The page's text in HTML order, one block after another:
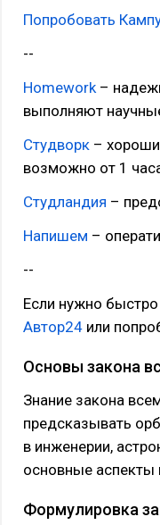
Попробовать
--
Homework–
выполняют
Студворк –
возможно от 1
Студландия –
Напишем –
--
Если нужно быстро
Автор24 или
Основы закона
Знание закона
предсказывать
в инженерии,
основные аспекты
Формулировка